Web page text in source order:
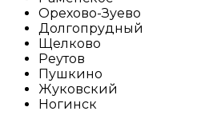
Орехово-Зуево
Долгопрудный
Щелково
Реутов
Пушкино
Жуковский
Ногинск